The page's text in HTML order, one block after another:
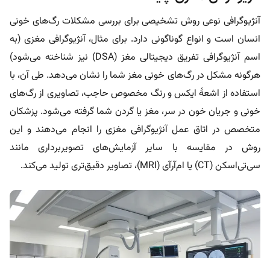
آنژیوگرافی نوعی روش تشخیصی برای بررسی مشکلات رگ‌های خونی
انسان است و انواع گوناگونی دارد. برای مثال، آنژیوگرافی مغزی (به
اسم آنژیوگرافی تفریق دیجیتالی مغز (DSA) نیز شناخته می‌شود)
هرگونه مشکل در رگ‌های خونی مغز شما را نشان می‌دهد. طی آن، با
استفاده از اشعۀ ایکس و رنگ مخصوص حاجب، تصاویری از رگ‌های
خونی و جریان خون در سر، مغز یا گردن شما گرفته می‌شود. پزشکان
متخصص در اتاق عمل آنژیوگرافی مغزی را انجام می‌دهند و این
روش در مقایسه با سایر آزمایش‌های تصویربرداری مانند
سی‌تی‌اسکن (CT) یا ام‌آر‌آی (MRI)، تصاویر دقیق‌‌تری تولید می‌کند.